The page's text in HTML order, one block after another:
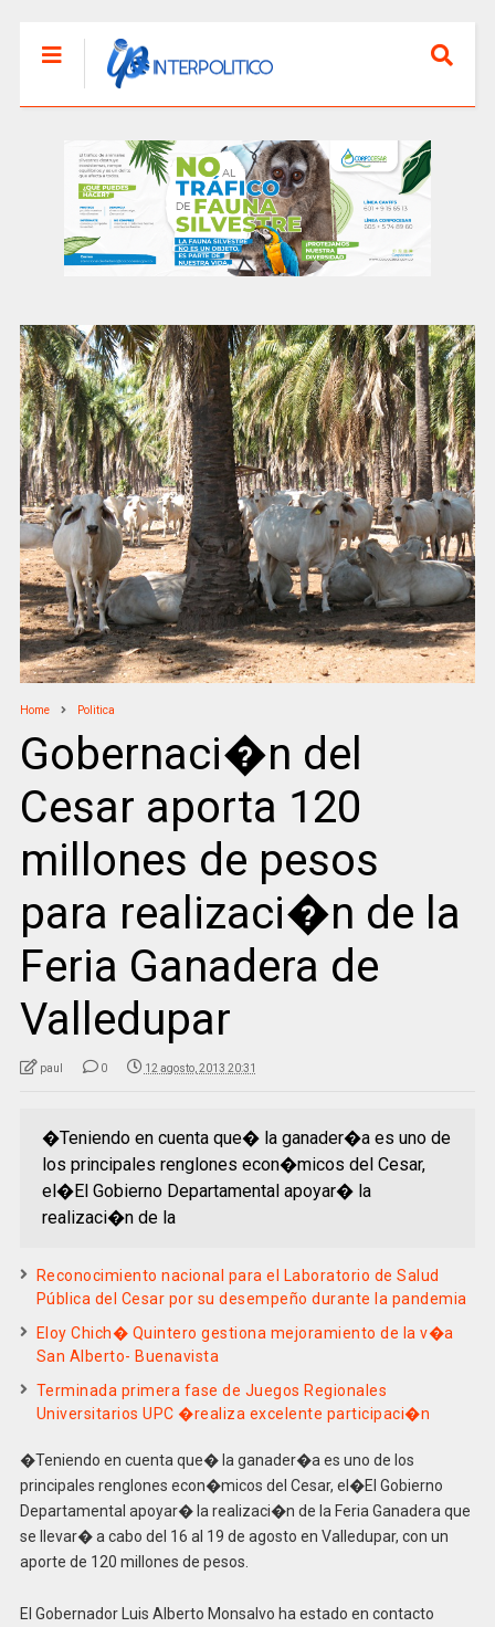
Home Politica
Gobernaci�n del
Cesar aporta 120
millones de pesos
para realizaci�n de la
Feria Ganadera de
Valledupar
paul 0 12 agosto, 2013 20:31
�Teniendo en cuenta que� la ganader�a es uno de
los principales renglones econ�micos del Cesar,
el�El Gobierno Departamental apoyar� la
realizaci�n de la
Reconocimiento nacional para el Laboratorio de Salud
Pública del Cesar por su desempeño durante la pandemia
Eloy Chich� Quintero gestiona mejoramiento de la v�a
San Alberto- Buenavista
Terminada primera fase de Juegos Regionales
Universitarios UPC �realiza excelente participaci�n
�Teniendo en cuenta que� la ganader�a es uno de los
principales renglones econ�micos del Cesar, el �El Gobierno
Departamental apoyar� la realizaci�n de la Feria Ganadera que
se llevar� a cabo del 16 al 19 de agosto en Valledupar, con un
aporte de 120 millones de pesos.
El Gobernador Luis Alberto Monsalvo ha estado en contacto